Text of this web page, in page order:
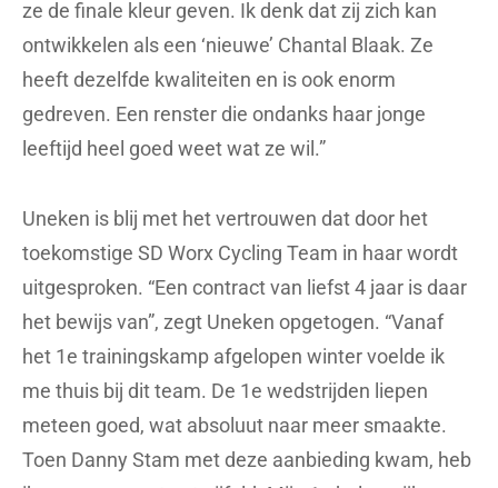
ze de finale kleur geven. Ik denk dat zij zich kan
ontwikkelen als een ‘nieuwe’ Chantal Blaak. Ze
heeft dezelfde kwaliteiten en is ook enorm
gedreven. Een renster die ondanks haar jonge
leeftijd heel goed weet wat ze wil.”
Uneken is blij met het vertrouwen dat door het
toekomstige SD Worx Cycling Team in haar wordt
uitgesproken. “Een contract van liefst 4 jaar is daar
het bewijs van”, zegt Uneken opgetogen. “Vanaf
het 1e trainingskamp afgelopen winter voelde ik
me thuis bij dit team. De 1e wedstrijden liepen
meteen goed, wat absoluut naar meer smaakte.
Toen Danny Stam met deze aanbieding kwam, heb